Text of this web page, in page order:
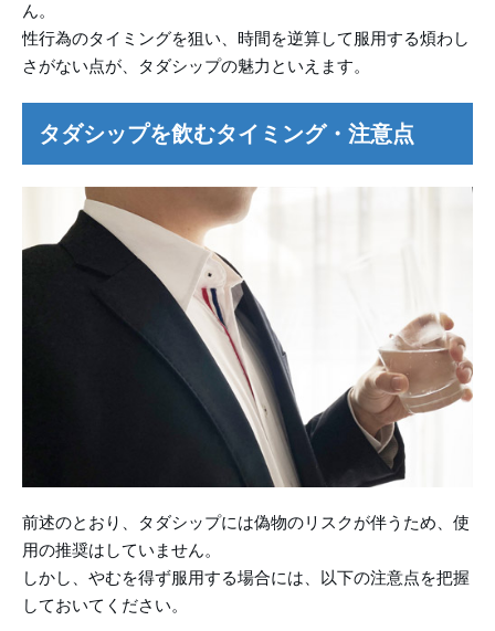
ん。
性行為のタイミングを狙い、時間を逆算して服用する煩わし
さがない点が、タダシップの魅力といえます。
タダシップを飲むタイミング・注意点
前述のとおり、タダシップには偽物のリスクが伴うため、使
用の推奨はしていません。
しかし、やむを得ず服用する場合には、以下の注意点を把握
しておいてください。